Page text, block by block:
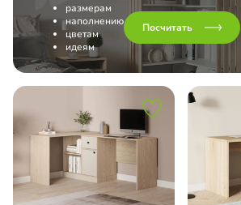
размерам
наполнению
цветам
идеям
Посчитать